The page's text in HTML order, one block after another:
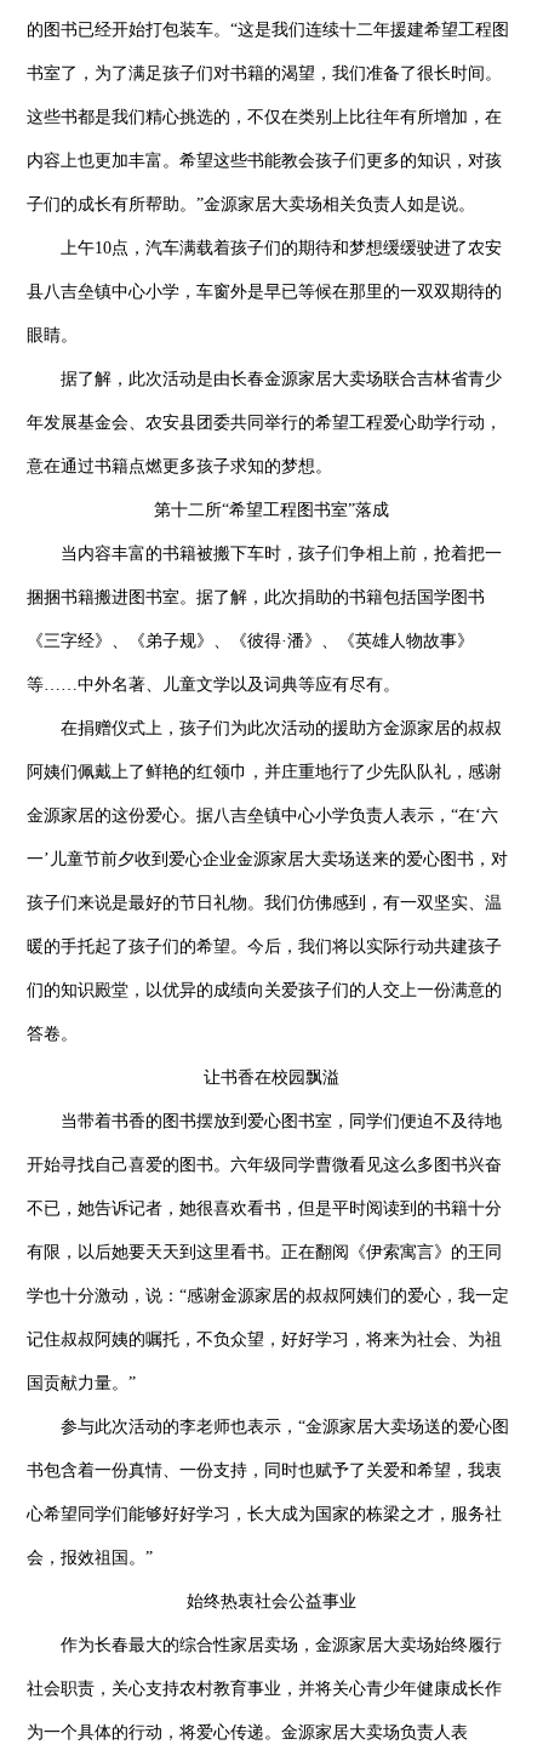
的图书已经开始打包装车。“这是我们连续十二年援建希望工程图
书室了，为了满足孩子们对书籍的渴望，我们准备了很长时间。
这些书都是我们精心挑选的，不仅在类别上比往年有所增加，在
内容上也更加丰富。希望这些书能教会孩子们更多的知识，对孩
子们的成长有所帮助。”金源家居大卖场相关负责人如是说。
上午10点，汽车满载着孩子们的期待和梦想缓缓驶进了农安
县八吉垒镇中心小学，车窗外是早已等候在那里的一双双期待的
眼睛。
据了解，此次活动是由长春金源家居大卖场联合吉林省青少
年发展基金会、农安县团委共同举行的希望工程爱心助学行动，
意在通过书籍点燃更多孩子求知的梦想。
第十二所“希望工程图书室”落成
当内容丰富的书籍被搬下车时，孩子们争相上前，抢着把一
捆捆书籍搬进图书室。据了解，此次捐助的书籍包括国学图书
《三字经》、《弟子规》、《彼得·潘》、《英雄人物故事》
等……中外名著、儿童文学以及词典等应有尽有。
在捐赠仪式上，孩子们为此次活动的援助方金源家居的叔叔
阿姨们佩戴上了鲜艳的红领巾，并庄重地行了少先队队礼，感谢
金源家居的这份爱心。据八吉垒镇中心小学负责人表示，“在‘六
一’儿童节前夕收到爱心企业金源家居大卖场送来的爱心图书，对
孩子们来说是最好的节日礼物。我们仿佛感到，有一双坚实、温
暖的手托起了孩子们的希望。今后，我们将以实际行动共建孩子
们的知识殿堂，以优异的成绩向关爱孩子们的人交上一份满意的
答卷。
让书香在校园飘溢
当带着书香的图书摆放到爱心图书室，同学们便迫不及待地
开始寻找自己喜爱的图书。六年级同学曹微看见这么多图书兴奋
不已，她告诉记者，她很喜欢看书，但是平时阅读到的书籍十分
有限，以后她要天天到这里看书。正在翻阅《伊索寓言》的王同
学也十分激动，说：“感谢金源家居的叔叔阿姨们的爱心，我一定
记住叔叔阿姨的嘱托，不负众望，好好学习，将来为社会、为祖
国贡献力量。”
参与此次活动的李老师也表示，“金源家居大卖场送的爱心图
书包含着一份真情、一份支持，同时也赋予了关爱和希望，我衷
心希望同学们能够好好学习，长大成为国家的栋梁之才，服务社
会，报效祖国。”
始终热衷社会公益事业
作为长春最大的综合性家居卖场，金源家居大卖场始终履行
社会职责，关心支持农村教育事业，并将关心青少年健康成长作
为一个具体的行动，将爱心传递。金源家居大卖场负责人表